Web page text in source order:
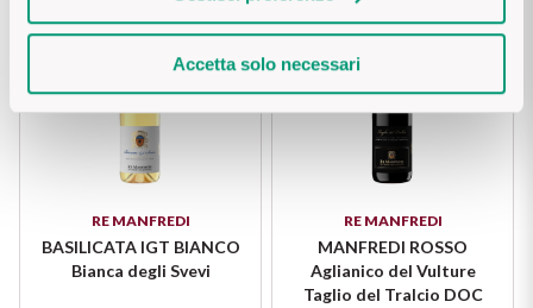
Accetta solo necessari
Casali 1900
Lambrusco e Spergola
Scopri di più
Vini ToscaniRE MANFREDI
BASILICATA IGT BIANCO
Bianca degli Svevi
RE MANFREDI
MANFREDI ROSSO
Aglianico del Vulture
Taglio del Tralcio DOC